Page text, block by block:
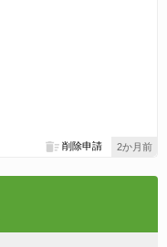
2か月前
削除申請